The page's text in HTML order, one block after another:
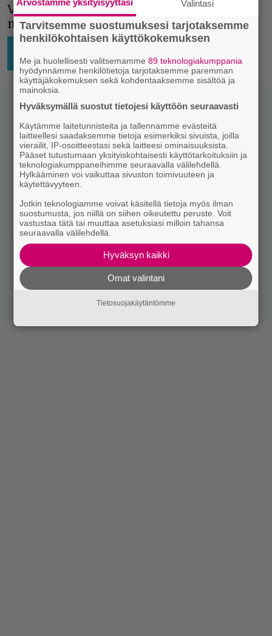
Voi rähmän rähmä! Palkintoja on
nimittäin jaettu.
HOLLYWOOD
MAAILMALTA
SUORATOISTO
16:31
Ikonen
Valintasi
Tarvitsemme suostumuksesi tarjotaksemme
henkilökohtaisen käyttökokemuksen
Me ja huolellisesti valitsemamme89 teknologiakumppania
hyödynnämme henkilötietoja tarjotaksemme paremman
käyttäjäkokemuksen sekä kohdentaaksemme sisältöä ja
mainoksia.
Hyväksymällä suostut tietojesi käyttöön seuraavasti
Käytämme laitetunnisteita ja tallennamme evästeitä
laitteellesi saadaksemme tietoja esimerkiksi sivuista, joilla
vierailit, IP-osoitteestasi sekä laitteesi ominaisuuksista.
Pääset tutustumaan yksityiskohtaisesti käyttötarkoituksiin ja
teknologiakumppaneihimme seuraavalla välilehdellä.
Hylkääminen voi vaikuttaa sivuston toimivuuteen ja
käytettävyyteen.
Jotkin teknologiamme voivat käsitellä tietoja myös ilman
suostumusta, jos niillä on siihen oikeutettu peruste. Voit
vastustaa tätä tai muuttaa asetuksiasi milloin tahansa
seuraavalla välilehdellä.
Hyväksyn kaikki
Omat valintani
Tietosuojakäytäntömme